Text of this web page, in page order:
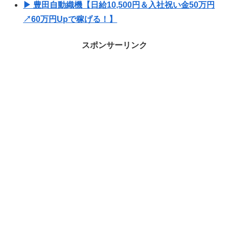
▶ 豊田自動織機【日給10,500円＆入社祝い金50万円
↗60万円Upで稼げる！】
スポンサーリンク